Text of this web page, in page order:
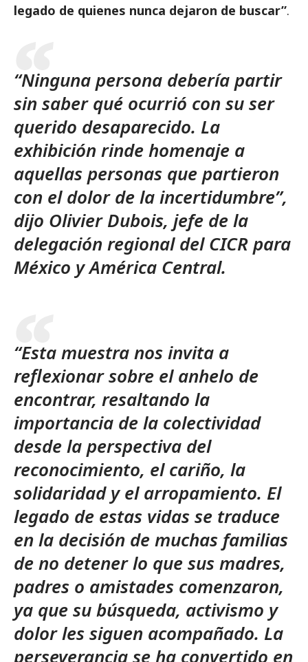
legado de quienes nunca dejaron de buscar”.
“Ninguna persona debería partir
sin saber qué ocurrió con su ser
querido desaparecido. La
exhibición rinde homenaje a
aquellas personas que partieron
con el dolor de la incertidumbre”,
dijo Olivier Dubois, jefe de la
delegación regional del CICR para
México y América Central.
“Esta muestra nos invita a
reflexionar sobre el anhelo de
encontrar, resaltando la
importancia de la colectividad
desde la perspectiva del
reconocimiento, el cariño, la
solidaridad y el arropamiento. El
legado de estas vidas se traduce
en la decisión de muchas familias
de no detener lo que sus madres,
padres o amistades comenzaron,
ya que su búsqueda, activismo y
dolor les siguen acompañado. La
perseverancia se ha convertido en